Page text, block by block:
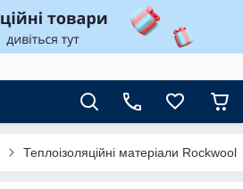
Теплоізоляційні матеріали Rockwool